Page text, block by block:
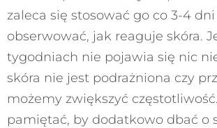
zaleca się stosować go co 3-4 dni
obserwować, jak reaguje skóra.
tygodniach nie pojawia się nic
skóra nie jest podrażniona czy
możemy zwiększyć
pamiętać, by dodatkowo dbać o